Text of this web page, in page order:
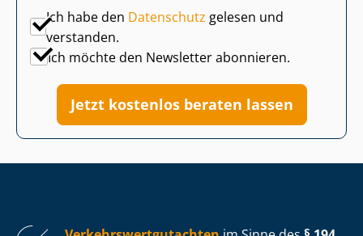
Ich habe den Datenschutz gelesen und
verstanden.
Ich möchte den Newsletter abonnieren.
Jetzt kostenlos beraten lassen